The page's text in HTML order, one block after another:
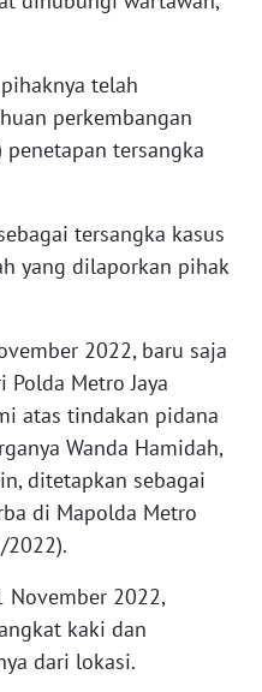
telah
perkembangan
penetapan tersangka
tersangka kasus
yang dilaporkan pihak
2022, baru saja
Polda Metro Jaya
atas tindakan pidana
Wanda Hamidah,
ditetapkan sebagai
di Mapolda Metro
2022).
November 2022,
kaki dan
dari lokasi.